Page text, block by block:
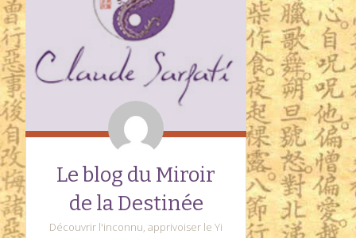
Le blog du Miroir
de la Destinée
Découvrir l'inconnu, apprivoiser le Yi